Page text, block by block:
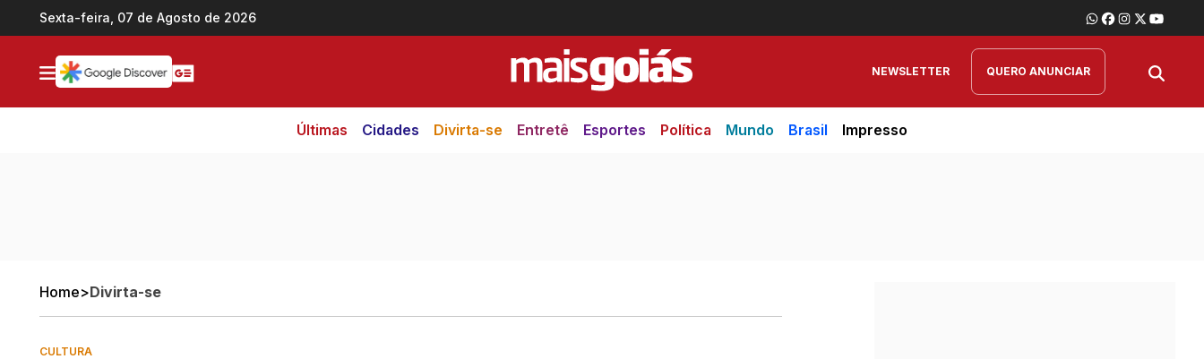
Ir direto pro conteúdo
Sexta-feira, 07 de Agosto de 2026
NEWSLETTER QUERO ANUNCIAR
Últimas Cidades Divirta-se Entretê Esportes Política Mundo Brasil Impresso
Home>Divirta-se
CULTURA